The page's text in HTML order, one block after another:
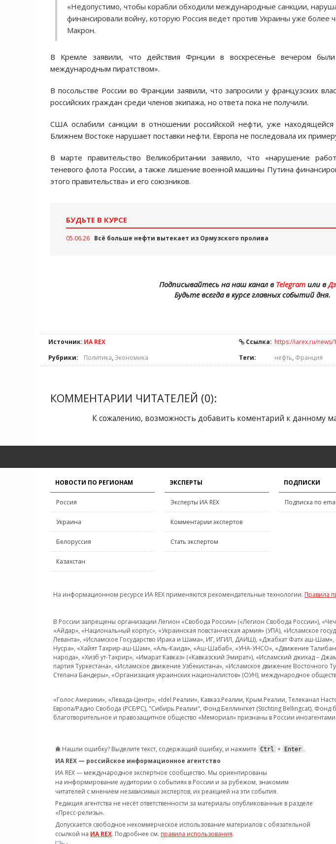
«Недопустимо, чтобы корабли обходили международные санкции,
финансировали войну, которую Россия ведет против Украины уже более
Макрон.
В Кремле заявили, что действия Фрнции в воскресенье вечером
международным пиратством».
В посольстве России во Франции заявили, что запросили у французских
российских граждан среди членов экипажа, но ответа пока не получили.
США ослабили санкции в отношении российской нефти, уже находящейся
Ближнем Востоке нарушает поставки нефти. Европа не последовала их
В марте правительство Великобритании заявило, что «нарушение
теневого флота России, а также лишение военной машины Путина
этого правительства» и его союзников.
БУДЬТЕ В КУРСЕ
05.06.26 Всё больше нефти вытекает из Ормузского пролива
Подписывайтесь на наш канал в Telegramили в
Будьте всегда в курсе главных событий дня.
Источник: ИА REX Ссылка: https://iarex.ru/news/
Рубрики:
Политика, Экономика Теги: нефть, Франция
КОММЕНТАРИИ ЧИТАТЕЛЕЙ (0):
К сожалению, возможность добавить коментарий к данному
НОВОСТИ ПО РЕГИОНАМ
Россия
Украина
Белоруссия
Казахстан
ЭКСПЕРТЫ
Эксперты ИА REX
Комментарии экспертов
Стать экспертом
ПОДПИСКИ
Подписка по
На информационном ресурсе ИА REX применяются рекомендательные технологии. Правила
В России запрещены организации Легион «Свобода России» («Легион Свобода России»),
«Айдар», «Национальный корпус», «Украинская повстанческая армия» (УПА), «Исламское
Леванта», «Исламское Государство Ирака и Шама», ИГ, ИГИЛ, ДАИШ), «Джабхат Фатх аш-
Нусра», «Хайят Тахрир-аш-Шам», «Аль-Каида», «Аш-Шабаб», «УНА-УНСО», «Движение
народа», «Хизб ут-Тахрир», «Имарат Кавказ» («Кавказский Эмират»), «Исламский джихад –
партия Туркестана», «Исламское движение Узбекистана», «Исламское движение
Степана Бандеры», «Организация украинских националистов» (ОУН), международное
«Голос Америки», «Левада-Центр», «Idel.Реалии», Кавказ.Реалии, Крым.Реалии, Телеканал
Европа/Радио Свобода (PCE/PC), "Сибирь.Реалии", Фонд Беллингкет (Stichting Bellingcat),
благотворительное и правозащитное общество «Мемориал» признаны в России иноагентами.
Нашли ошибку? Выделите текст, содержащий ошибку, и нажмите Ctrl + Enter .
ИА REX — российское информационное агентство
ИА REX — международное экспертное сообщество. Мы ориентированы
на информирование аудитории о событиях в России и за рубежом, знакомим
читателей с мнением независимых экспертов, их реакцией на эти события.
Редакция агентства не несёт ответственности за материалы опубликованные в разделе
«Пресс-релизы».
Допускается свободное некоммерческое использование материалов с обязательной
ссылкой на ИА REX. Подробнее см. правила использования.